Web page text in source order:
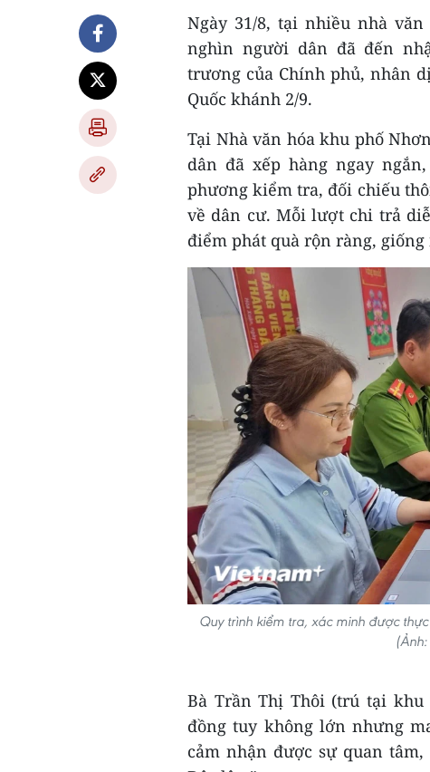
Ngày 31/8, tại nhiều nhà
nghìn người dân đã đến
trương của Chính phủ, nhân
Quốc khánh 2/9.
Tại Nhà văn hóa khu phố
dân đã xếp hàng ngay
phương kiểm tra, đối chiếu
về dân cư. Mỗi lượt chi trả
điểm phát quà rộn ràng,
Quy trình kiểm tra, xác minh được
Bà Trần Thị Thôi (trú tại khu
đồng tuy không lớn nhưng
cảm nhận được sự quan